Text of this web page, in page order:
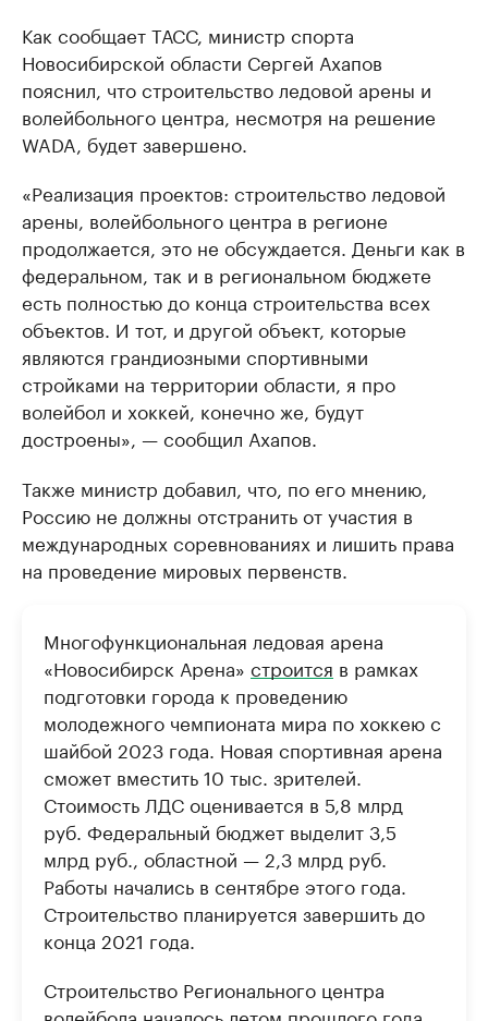
Как сообщает ТАСС, министр спорта
Новосибирской области Сергей Ахапов
пояснил, что строительство ледовой арены и
волейбольного центра, несмотря на решение
WADA, будет завершено.
«Реализация проектов: строительство ледовой
арены, волейбольного центра в регионе
продолжается, это не обсуждается. Деньги как в
федеральном, так и в региональном бюджете
есть полностью до конца строительства всех
объектов. И тот, и другой объект, которые
являются грандиозными спортивными
стройками на территории области, я про
волейбол и хоккей, конечно же, будут
достроены», — сообщил Ахапов.
Также министр добавил, что, по его мнению,
Россию не должны отстранить от участия в
международных соревнованиях и лишить права
на проведение мировых первенств.
Многофункциональная ледовая арена
«Новосибирск Арена» строится в рамках
подготовки города к проведению
молодежного чемпионата мира по хоккею с
шайбой 2023 года. Новая спортивная арена
сможет вместить 10 тыс. зрителей.
Стоимость ЛДС оценивается в 5,8 млрд
руб. Федеральный бюджет выделит 3,5
млрд руб., областной — 2,3 млрд руб.
Работы начались в сентябре этого года.
Строительство планируется завершить до
конца 2021 года.
Строительство Регионального центра